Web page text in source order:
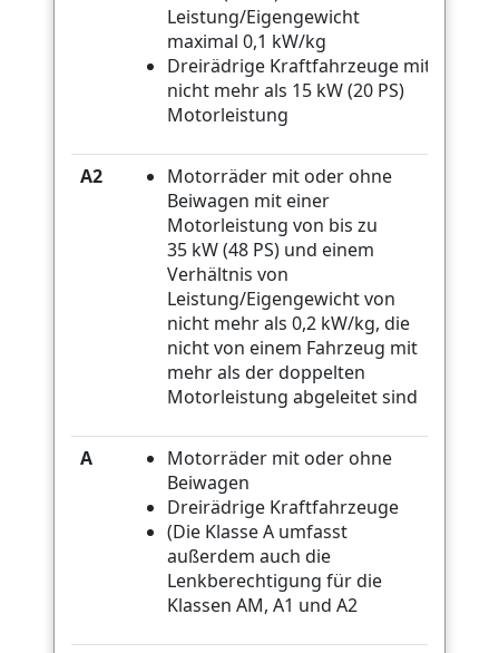
Leistung/Eigengewicht
maximal 0,1 kW/kg
Dreirädrige Kraftfahrzeuge mit
nicht mehr als 15 kW (20 PS)
Motorleistung
A2
Motorräder mit oder ohne
Beiwagen mit einer
Motorleistung von bis zu
35 kW (48 PS) und einem
Verhältnis von
Leistung/Eigengewicht von
nicht mehr als 0,2 kW/kg, die
nicht von einem Fahrzeug mit
mehr als der doppelten
Motorleistung abgeleitet sind
A
Motorräder mit oder ohne
Beiwagen
Dreirädrige Kraftfahrzeuge
(Die Klasse A umfasst
außerdem auch die
Lenkberechtigung für die
Klassen AM, A1 und A2